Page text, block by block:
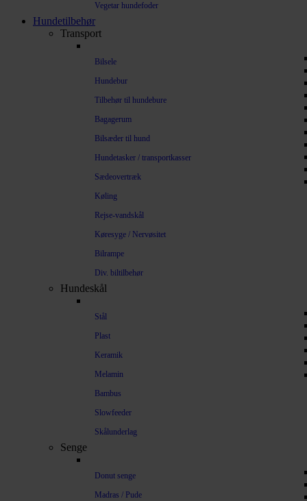
Vegetar hundefoder
Hundetilbehør
Transport
Bilsele
Hundebur
Tilbehør til hundebure
Bagagerum
Bilsæder til hund
Hundetasker / transportkasser
Sædeovertræk
Køling
Rejse-vandskål
Køresyge / Nervøsitet
Bilrampe
Div. biltilbehør
Hundeskål
Stål
Plast
Keramik
Melamin
Bambus
Slowfeeder
Skålunderlag
Senge
Donut senge
Madras / Pude